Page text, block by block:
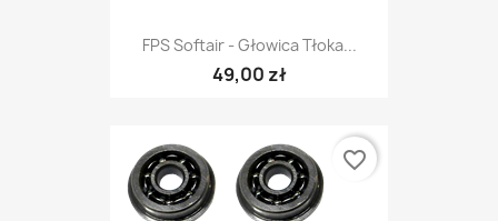
FPS Softair - Głowica Tłoka...
49,00 zł
favorite_border